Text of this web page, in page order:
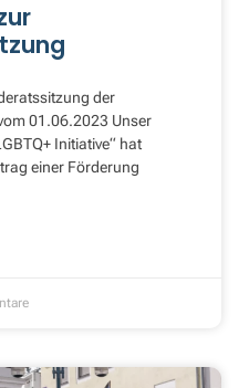
der
01.06.2023 Unser
Initiative“ hat
einer Förderung